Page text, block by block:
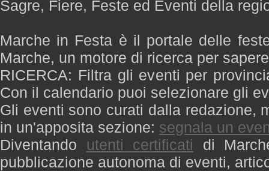
Sagre, Fiere, Feste ed Eventi della
Marche in Festa è il portale delle
Marche, un motore di ricerca per
RICERCA: Filtra gli eventi per
Con il calendario puoi selezionare gli
Gli eventi sono curati dalla redazione,
in un'apposita sezione: segnala un
Diventando utenti certificati di
pubblicazione autonoma di eventi,